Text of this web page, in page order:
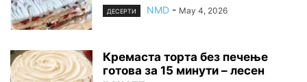
ДЕСЕРТИ NMD - May 4, 2026
Кремаста торта без печење
готова за 15 минути – лесен